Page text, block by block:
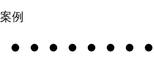
案例